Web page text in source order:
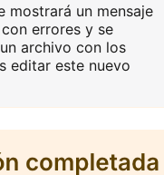
mostrará un mensaje
errores y se
archivo con los
editar este nuevo